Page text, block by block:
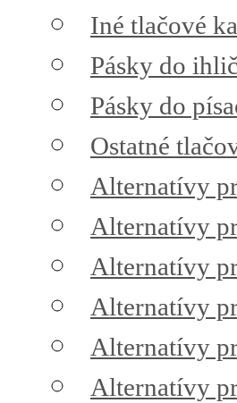
Iné tlačové
Pásky do
Pásky do
Ostatné
Alternatívy
Alternatívy
Alternatívy
Alternatívy
Alternatívy
Alternatívy